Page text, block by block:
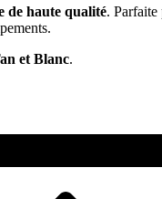
de haute qualité. Parfaite
et Blanc.